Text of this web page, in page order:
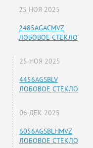
25 НОЯ 2025
2485AGACMVZ
ЛОБОВОЕ СТЕКЛО
25 НОЯ 2025
4456AGSBLV
ЛОБОВОЕ СТЕКЛО
06 ДЕК 2025
6056AGSBLHMVZ
ЛОБОВОЕ СТЕКЛО